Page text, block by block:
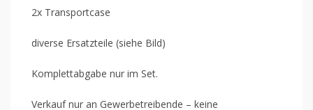
2x Transportcase
diverse Ersatzteile (siehe Bild)
Komplettabgabe nur im Set.
Verkauf nur an Gewerbetreibende – keine